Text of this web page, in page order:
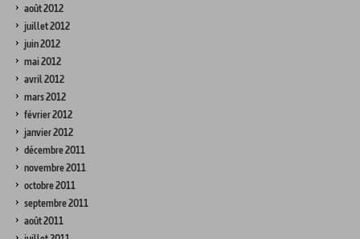
août 2012
juillet 2012
juin 2012
mai 2012
avril 2012
mars 2012
février 2012
janvier 2012
décembre 2011
novembre 2011
octobre 2011
septembre 2011
août 2011